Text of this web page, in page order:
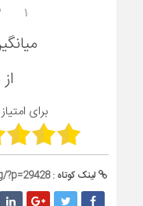
۱
برای
لینک کوتاه :?p=29428